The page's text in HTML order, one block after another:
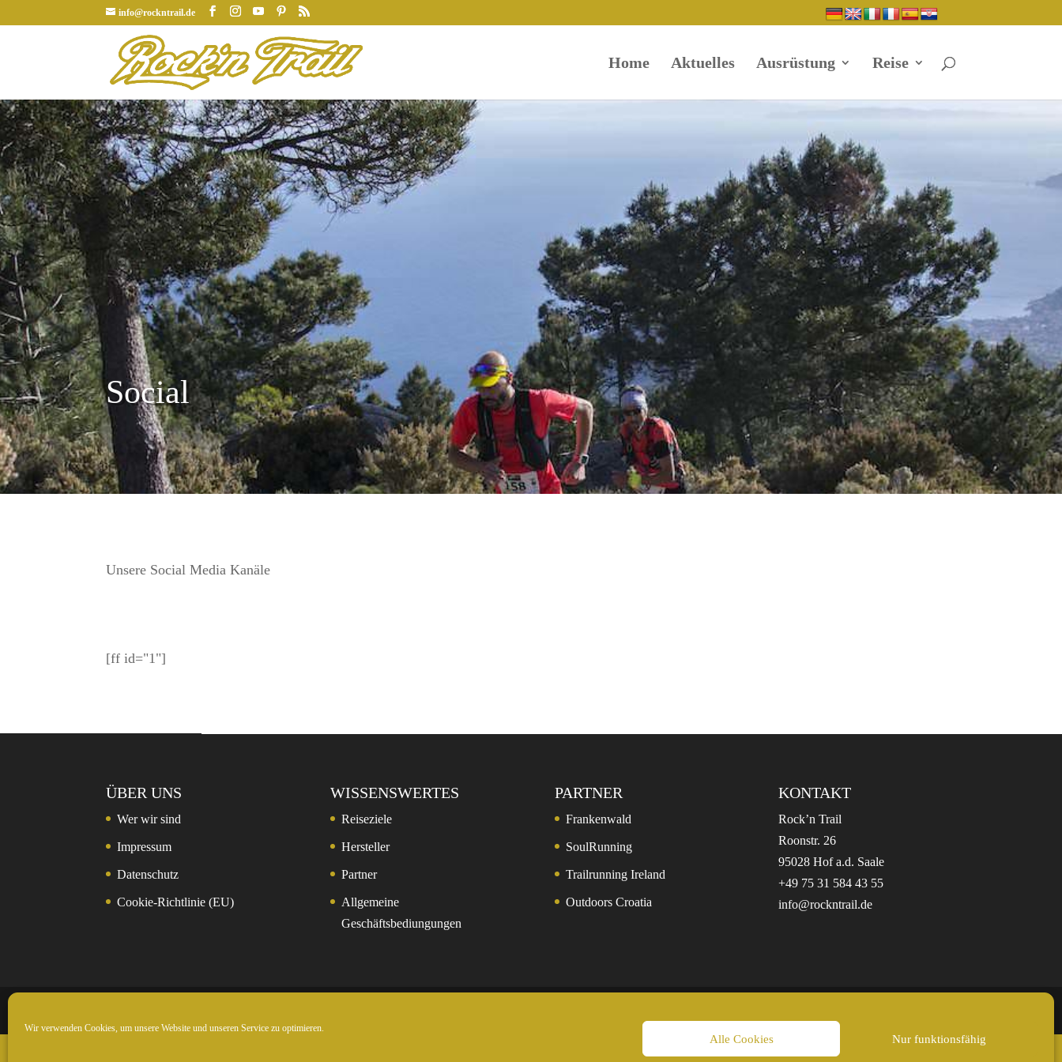
Wir verwenden Cookies, um unsere Website und unseren Service zu optimieren.
Alle Cookies Nur funktionsfähig
info@rockntrail.de
Home Aktuelles Ausrüstung Reise
Social
Unsere Social Media Kanäle
[ff id="1"]
ÜBER UNS
Wer wir sind
Impressum
Datenschutz
Cookie-Richtlinie (EU)
WISSENSWERTES
Reiseziele
Hersteller
Partner
Allgemeine
Geschäftsbediungungen
PARTNER
Frankenwald
SoulRunning
Trailrunning Ireland
Outdoors Croatia
KONTAKT
Rock’n Trail
Roonstr. 26
95028 Hof a.d. Saale
+49 75 31 584 43 55
info@rockntrail.de